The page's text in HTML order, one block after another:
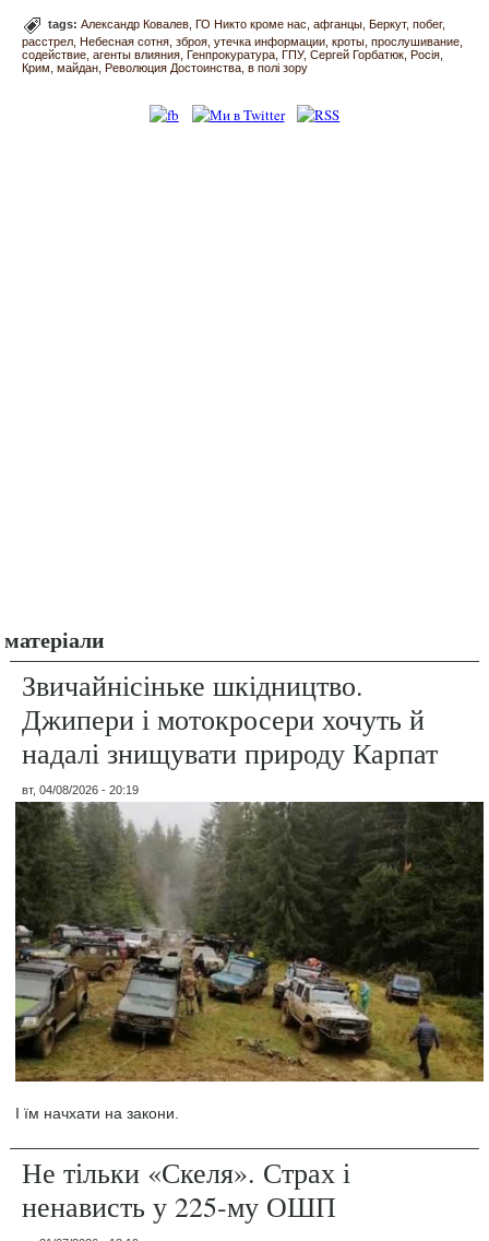
tags:Александр Ковалев ГО Никто кроме нас афганцы Беркут побег
расстрел Небесная сотня зброя утечка информации кроты прослушивание
содействие агенты влияния Генпрокуратура ГПУ Сергей Горбатюк Росія
Крим
майдан Революция Достоинства в полі зору
матеріали
Звичайнісіньке шкідництво.
Джипери і мотокросери хочуть й
надалі знищувати природу Карпат
вт, 04/08/2026 - 20:19
І їм начхати на закони.
Не тільки «Скеля». Страх і
ненависть у 225-му ОШП